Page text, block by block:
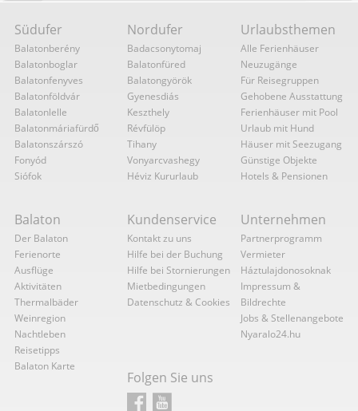
Südufer
Balatonberény
Balatonboglar
Balatonfenyves
Balatonföldvár
Balatonlelle
Balatonmáriafürdő
Balatonszárszó
Fonyód
Siófok
Nordufer
Badacsonytomaj
Balatonfüred
Balatongyörök
Gyenesdiás
Keszthely
Révfülöp
Tihany
Vonyarcvashegy
Héviz Kururlaub
Urlaubsthemen
Alle Ferienhäuser
Neuzugänge
Für Reisegruppen
Gehobene Ausstattung
Ferienhäuser mit Pool
Urlaub mit Hund
Häuser mit Seezugang
Günstige Objekte
Hotels & Pensionen
Balaton
Der Balaton
Ferienorte
Ausflüge
Aktivitäten
Thermalbäder
Weinregion
Nachtleben
Reisetipps
Balaton Karte
Kundenservice
Kontakt zu uns
Hilfe bei der Buchung
Hilfe bei Stornierungen
Mietbedingungen
Datenschutz & Cookies
Unternehmen
Partnerprogramm
Vermieter
Háztulajdonosoknak
Impressum &
Bildrechte
Jobs & Stellenangebote
Nyaralo24.hu
Folgen Sie uns